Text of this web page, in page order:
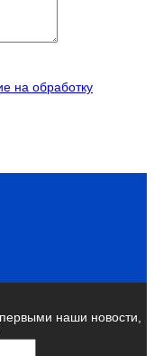
на обработку
наши новости,